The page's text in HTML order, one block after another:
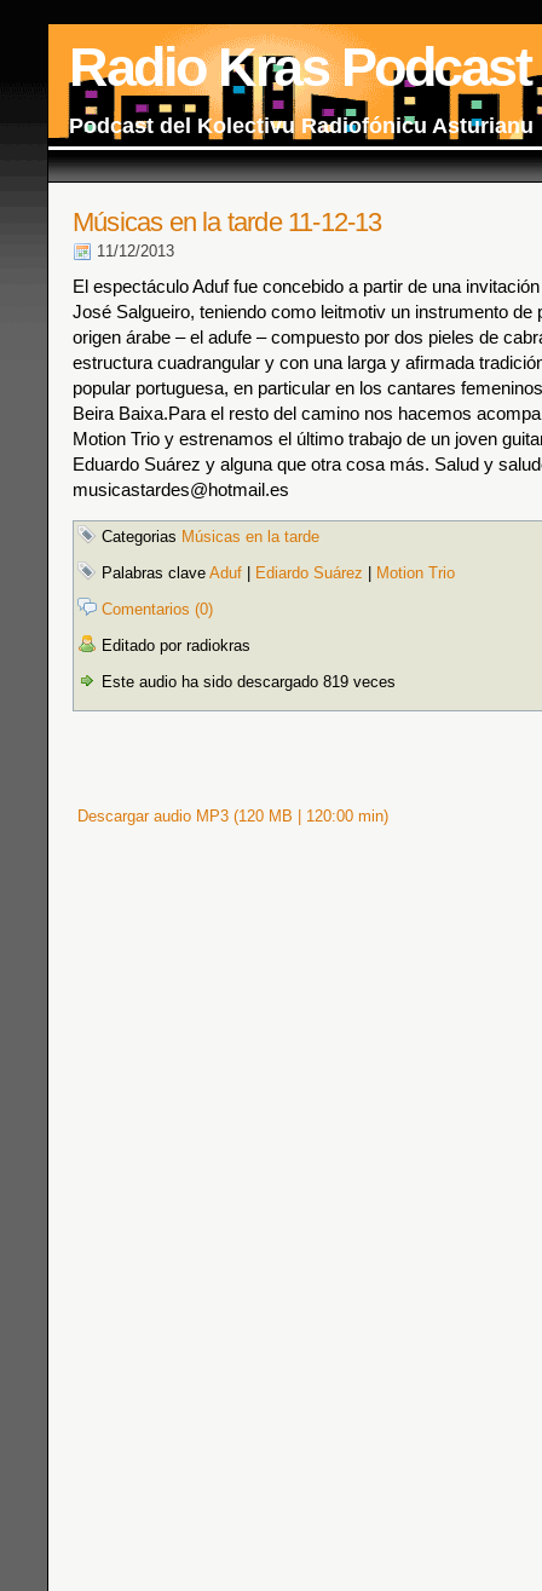
Radio Kras Podcast
Podcast del Kolectivu Radiofónicu Asturianu
Músicas en la tarde 11-12-13
11/12/2013
El espectáculo Aduf fue concebido a partir de una
José Salgueiro, teniendo como leitmotiv un instrumento de
origen árabe – el adufe – compuesto por dos pieles de
estructura cuadrangular y con una larga y afirmada
popular portuguesa, en particular en los cantares
Beira Baixa.Para el resto del camino nos hacemos
Motion Trio y estrenamos el último trabajo de un joven
Eduardo Suárez y alguna que otra cosa más. Salud y
musicastardes@hotmail.es
Categorias Músicas en la tarde
Palabras clave Aduf Ediardo Suárez
Motion Trio
Comentarios (0)
Editado por radiokras
Este audio ha sido descargado 819 veces
Descargar audio MP3 (120 MB | 120:00 min)